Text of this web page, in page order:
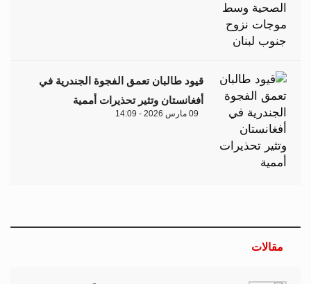
قيود طالبان تعمق الفجوة الجندرية في
أفغانستان وتثير تحذيرات أممية
09 مارس 2026 - 14:09
مقالات